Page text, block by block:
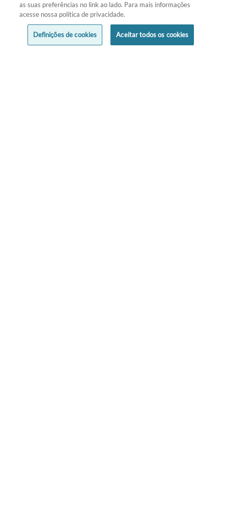
PIPOCAS DE MICRO-ONDAS DE-LÍ-
CI-A!
as suas preferências no link ao lado. Para mais informações
acesse nossa política de privacidade.
Definições de cookies Aceitar todos os cookies